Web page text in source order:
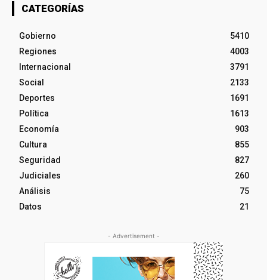
CATEGORÍAS
Gobierno
5410
Regiones
4003
Internacional
3791
Social
2133
Deportes
1691
Política
1613
Economía
903
Cultura
855
Seguridad
827
Judiciales
260
Análisis
75
Datos
21
- Advertisement -